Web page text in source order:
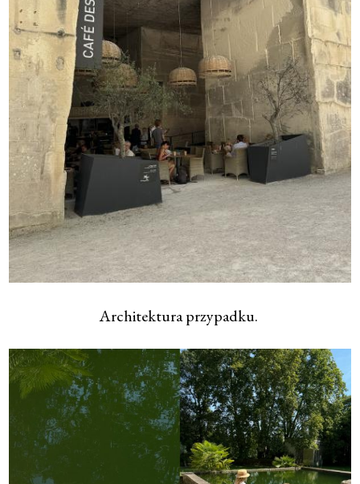
Architektura przypadku.